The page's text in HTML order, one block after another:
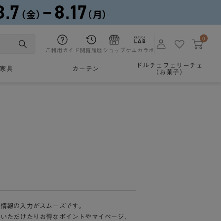
ご利用ガイド 閲覧履歴 ショップケユカラボ
0
家具 カーテン
ドルチェフェリーチェ
（お菓子）
報の入力がスムーズです。
ただけたりお得なポイントやマイページ、